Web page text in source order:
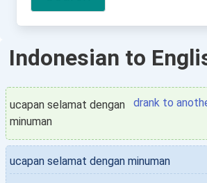
Indonesian to
ucapan selamat dengan
minuman
drank to
ucapan selamat dengan minuman